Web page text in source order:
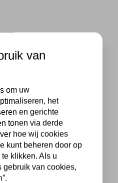
van
om uw
het
en gerichte
tonen via derde
hoe wij cookies
kunt beheren door op
klikken. Als u
gebruik van cookies,